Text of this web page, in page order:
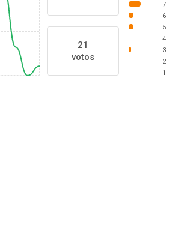
21
votos
7
6
5
4
3
2
1